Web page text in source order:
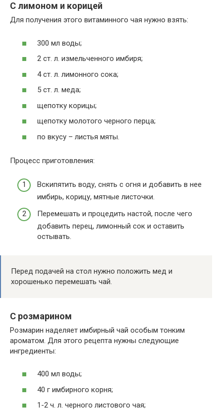
С лимоном и корицей
Для получения этого витаминного чая нужно взять:
300 мл воды;
2 ст. л. измельченного имбиря;
4 ст. л. лимонного сока;
5 ст. л. меда;
щепотку корицы;
щепотку молотого черного перца;
по вкусу – листья мяты.
Процесс приготовления:
Вскипятить воду, снять с огня и добавить в нее
имбирь, корицу, мятные листочки.
Перемешать и процедить настой, после чего
добавить перец, лимонный сок и оставить
остывать.
Перед подачей на стол нужно положить мед и
хорошенько перемешать чай.
С розмарином
Розмарин наделяет имбирный чай особым тонким
ароматом. Для этого рецепта нужны следующие
ингредиенты:
400 мл воды;
40 г имбирного корня;
1-2 ч. л. черного листового чая;